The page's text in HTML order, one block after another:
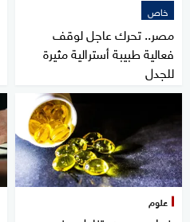
خاص
مصر.. تحرك عاجل لوقف
فعالية طبيبة أسترالية مثيرة
للجدل
علوم